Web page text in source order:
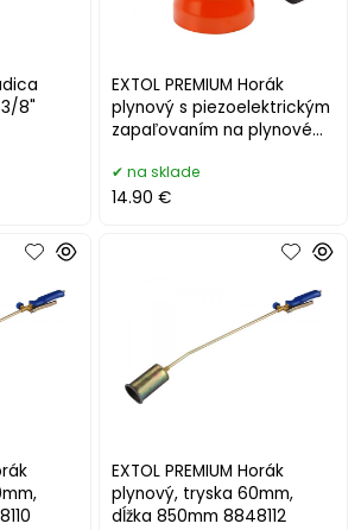
8"
EXTOL PREMIUM Horák
plynový s piezoelektrickým
zapaľovaním na plynové
na sklade
14.90 €
EXTOL PREMIUM Horák
plynový, tryska 60mm,
dĺžka 850mm 8848112